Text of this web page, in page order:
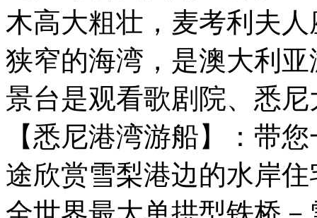
木高大粗壮，麦考利夫
狭窄的海湾，是澳大利
景台是观看歌剧院、悉
【悉尼港湾游船】：带
途欣赏雪梨港边的水岸